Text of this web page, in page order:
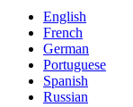
English
French
German
Portuguese
Spanish
Russian